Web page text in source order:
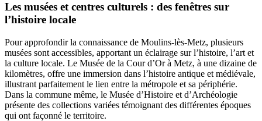
Les musées et centres culturels : des fenêtres sur
l’histoire locale
Pour approfondir la connaissance de Moulins-lès-Metz, plusieurs
musées sont accessibles, apportant un éclairage sur l’histoire, l’art et
la culture locale. Le Musée de la Cour d’Or à Metz, à une dizaine de
kilomètres, offre une immersion dans l’histoire antique et médiévale,
illustrant parfaitement le lien entre la métropole et sa périphérie.
Dans la commune même, le Musée d’Histoire et d’Archéologie
présente des collections variées témoignant des différentes époques
qui ont façonné le territoire.